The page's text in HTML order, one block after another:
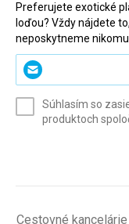
Preferujete exotické
loďou? Vždy nájdete
neposkytneme nikomu
Zadajte
svoj
(povinné)
Súhlasím so
produktoch
Cestovné kancelárie